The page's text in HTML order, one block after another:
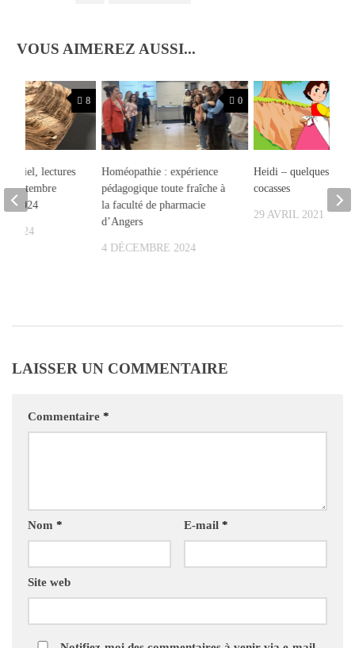
VOUS AIMEREZ AUSSI...
0
Homéopathie : expérience
pédagogique toute fraîche à
la faculté de pharmacie
d’Angers
4 DÉCEMBRE 2024
Heidi – quelques
cocasses
29 AVRIL 2021
8
lectures
septembre
2024
2024
LAISSER UN COMMENTAIRE
Commentaire *
Nom * E-mail *
Site web